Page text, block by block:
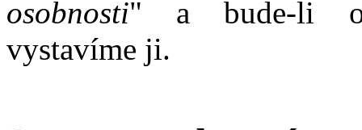
osobnosti" a bude-li
vystavíme ji.